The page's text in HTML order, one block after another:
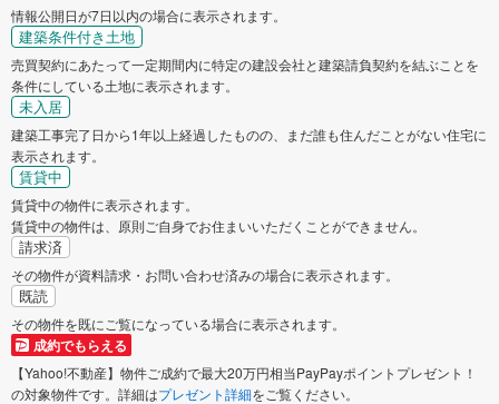
情報公開日が7日以内の場合に表示されます。
建築条件付き土地
売買契約にあたって一定期間内に特定の建設会社と建築請負契約を結ぶことを
条件にしている土地に表示されます。
未入居
建築工事完了日から1年以上経過したものの、まだ誰も住んだことがない住宅に
表示されます。
賃貸中
賃貸中の物件に表示されます。
賃貸中の物件は、原則ご自身でお住まいいただくことができません。
請求済
その物件が資料請求・お問い合わせ済みの場合に表示されます。
既読
その物件を既にご覧になっている場合に表示されます。
成約でもらえる
【Yahoo!不動産】物件ご成約で最大20万円相当PayPayポイントプレゼント！
の対象物件です。詳細はプレゼント詳細をご覧ください。